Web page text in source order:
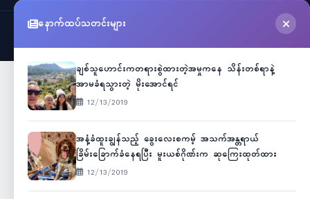
နောက်ထပ်သတင်းများ
ချစ်သူဟောင်းကတရားစွဲထားတဲ့အမှုကနေ သိန်းတစ်ရာနဲ့
အာမခံရသွားတဲ့ မိုးအောင်ရင်
12/13/2019
အနံ့ခံထူးချွန်သည့် ခွေးလေးစကမ့် အသက်အန္တရာယ်
ခြိမ်းခြောက်ခံနေရပြီး မူးယစ်ဂိုဏ်းက ဆုကြေးထုတ်ထား
12/13/2019